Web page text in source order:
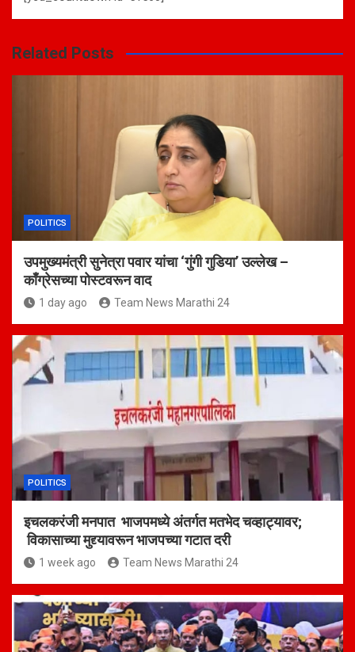
Related Posts
POLITICS
उपमुख्यमंत्री सुनेत्रा पवार यांचा ‘गुंगी गुडिया’ उल्लेख –
काँग्रेसच्या पोस्टवरून वाद
1 day ago Team News Marathi 24
POLITICS
इचलकरंजी मनपात भाजपमध्ये अंतर्गत मतभेद चव्हाट्यावर;
विकासाच्या मुद्द्यावरून भाजपच्या गटात दरी
1 week ago Team News Marathi 24